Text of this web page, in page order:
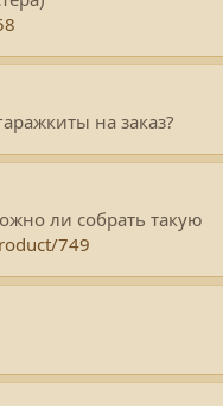
на заказ?
ли собрать такую
749